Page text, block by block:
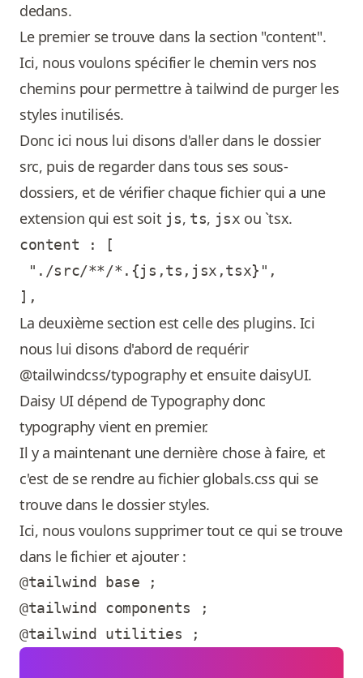
dedans.
Le premier se trouve dans la section "content".
Ici, nous voulons spécifier le chemin vers nos
chemins pour permettre à tailwind de purger les
styles inutilisés.
Donc ici nous lui disons d'aller dans le dossier
src, puis de regarder dans tous ses sous-
dossiers, et de vérifier chaque fichier qui a une
extension qui est soit js, ts, jsx ou `tsx.
content : [
"./src/**/*.{js,ts,jsx,tsx}",
La deuxième section est celle des plugins. Ici
nous lui disons d'abord de requérir
@tailwindcss/typography et ensuite daisyUI.
Daisy UI dépend de Typography donc
typography vient en premier.
Il y a maintenant une dernière chose à faire, et
c'est de se rendre au fichier globals.css qui se
trouve dans le dossier styles.
Ici, nous voulons supprimer tout ce qui se trouve
dans le fichier et ajouter :
@tailwind base ;
@tailwind components ;